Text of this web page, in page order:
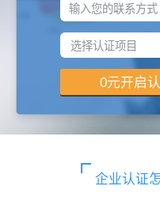
输入您的联系方式
企业认证